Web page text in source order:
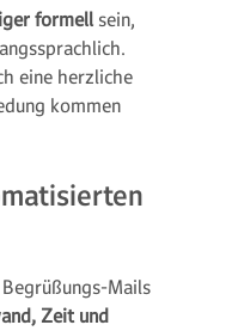
formell sein,
eine herzliche
kommen
Mails
Zeit und